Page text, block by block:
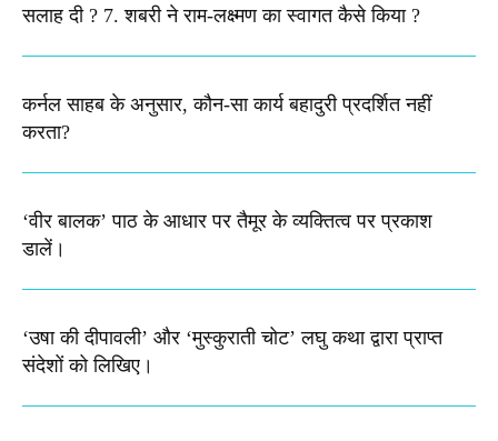
सलाह दी ? 7. शबरी ने राम-लक्ष्मण का स्वागत कैसे किया ?
कर्नल साहब के अनुसार, कौन-सा कार्य बहादुरी प्रदर्शित नहीं
करता?
‘वीर बालक’ पाठ के आधार पर तैमूर के व्यक्तित्व पर प्रकाश
डालें।
‘उषा की दीपावली’ और ‘मुस्कुराती चोट’ लघु कथा द्वारा प्राप्त
संदेशों को लिखिए।